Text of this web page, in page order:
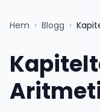
Hem › Blogg ›